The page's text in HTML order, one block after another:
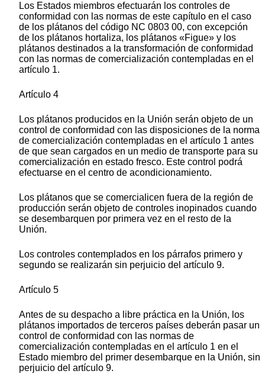
Los Estados miembros efectuarán los controles de
conformidad con las normas de este capítulo en el caso
de los plátanos del código NC 0803 00, con excepción
de los plátanos hortaliza, los plátanos «Figue» y los
plátanos destinados a la transformación de conformidad
con las normas de comercialización contempladas en el
artículo 1.
Artículo 4
Los plátanos producidos en la Unión serán objeto de un
control de conformidad con las disposiciones de la norma
de comercialización contempladas en el artículo 1 antes
de que sean cargados en un medio de transporte para su
comercialización en estado fresco. Este control podrá
efectuarse en el centro de acondicionamiento.
Los plátanos que se comercialicen fuera de la región de
producción serán objeto de controles inopinados cuando
se desembarquen por primera vez en el resto de la
Unión.
Los controles contemplados en los párrafos primero y
segundo se realizarán sin perjuicio del artículo 9.
Artículo 5
Antes de su despacho a libre práctica en la Unión, los
plátanos importados de terceros países deberán pasar un
control de conformidad con las normas de
comercialización contempladas en el artículo 1 en el
Estado miembro del primer desembarque en la Unión, sin
perjuicio del artículo 9.